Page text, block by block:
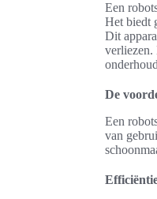
Een
Het biedt
Dit
verliezen.
De
Een
van